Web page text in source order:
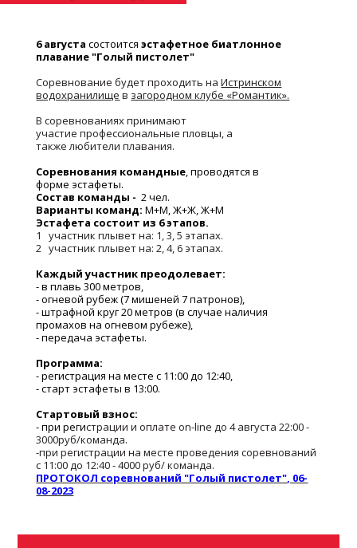
6 августа состоитсяэстафетное биатлонное
плавание "Голый пистолет"
Соревнование будет проходить наИстринском
водохранилище в загородном клубе «Романтик».
В соревнованиях принимают
участие профессиональные пловцы, а
также любители плавания.
Соревнования командные, проводятся в
форме эстафеты.
Состав команды -2 чел.
Варианты команд: М+М, Ж+Ж, Ж+М
Эстафета состоит из 6 этапов.
1 участник плывет на: 1, 3, 5 этапах.
2 участник плывет на: 2, 4, 6 этапах.
Каждый участник преодолевает:
- в плавь 300 метров,
- огневой рубеж (7 мишеней 7 патронов),
- штрафной круг 20 метров (в случае наличия
промахов на огневом рубеже),
- передача эстафеты.
Программа:
- регистрация на месте с 11:00 до 12:40,
- старт эстафеты в 13:00.
Стартовый взнос:
- при регистрации и оплате on-line до 4 августа 22:00 -
3000руб/команда.
-при регистрации на месте проведения соревнований
с 11:00 до 12:40 - 4000 руб/ команда.
ПРОТОКОЛ соревнований "Голый пистолет", 06-
08-2023